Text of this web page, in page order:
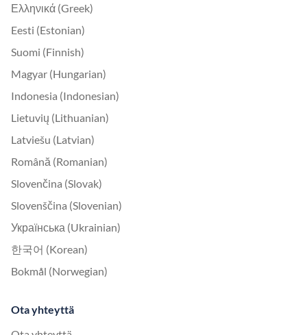
Ελληνικά (Greek)
Eesti (Estonian)
Suomi (Finnish)
Magyar (Hungarian)
Indonesia (Indonesian)
Lietuvių (Lithuanian)
Latviešu (Latvian)
Română (Romanian)
Slovenčina (Slovak)
Slovenščina (Slovenian)
Українська (Ukrainian)
한국어 (Korean)
Bokmål (Norwegian)
Ota yhteyttä